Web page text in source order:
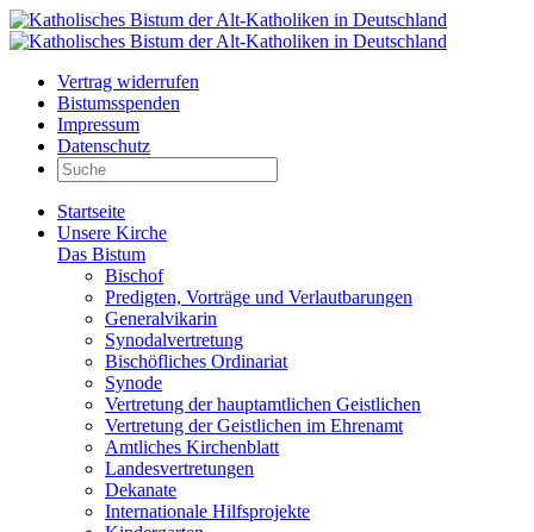
Vertrag widerrufen
Bistumsspenden
Impressum
Datenschutz
Startseite
Unsere Kirche
Das Bistum
Bischof
Predigten, Vorträge und Verlautbarungen
Generalvikarin
Synodalvertretung
Bischöfliches Ordinariat
Synode
Vertretung der hauptamtlichen Geistlichen
Vertretung der Geistlichen im Ehrenamt
Amtliches Kirchenblatt
Landesvertretungen
Dekanate
Internationale Hilfsprojekte